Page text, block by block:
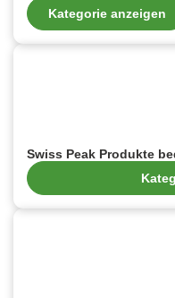
Kategorie anzeigen
Swiss Peak Produkte